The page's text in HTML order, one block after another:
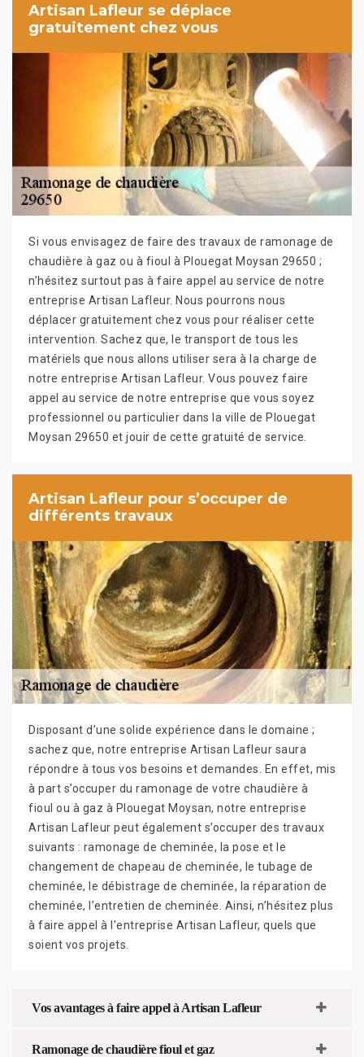
Artisan Lafleur se déplace
gratuitement chez vous
Si vous envisagez de faire des travaux de ramonage de
chaudière à gaz ou à fioul à Plouegat Moysan 29650 ;
n’hésitez surtout pas à faire appel au service de notre
entreprise Artisan Lafleur. Nous pourrons nous
déplacer gratuitement chez vous pour réaliser cette
intervention. Sachez que, le transport de tous les
matériels que nous allons utiliser sera à la charge de
notre entreprise Artisan Lafleur. Vous pouvez faire
appel au service de notre entreprise que vous soyez
professionnel ou particulier dans la ville de Plouegat
Moysan 29650 et jouir de cette gratuité de service.
Artisan Lafleur pour s’occuper de
différents travaux
Disposant d’une solide expérience dans le domaine ;
sachez que, notre entreprise Artisan Lafleur saura
répondre à tous vos besoins et demandes. En effet, mis
à part s’occuper du ramonage de votre chaudière à
fioul ou à gaz à Plouegat Moysan, notre entreprise
Artisan Lafleur peut également s’occuper des travaux
suivants : ramonage de cheminée, la pose et le
changement de chapeau de cheminée, le tubage de
cheminée, le débistrage de cheminée, la réparation de
cheminée, l’entretien de cheminée. Ainsi, n’hésitez plus
à faire appel à l'entreprise Artisan Lafleur, quels que
soient vos projets.
Vos avantages à faire appel à Artisan Lafleur
Ramonage de chaudière fioul et gaz